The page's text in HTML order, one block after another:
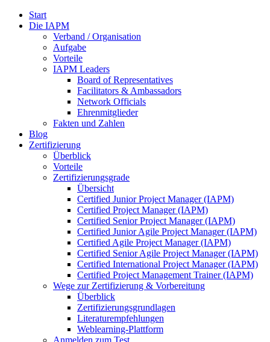
Start
Die IAPM
Verband / Organisation
Aufgabe
Vorteile
IAPM Leaders
Board of Representatives
Facilitators & Ambassadors
Network Officials
Ehrenmitglieder
Fakten und Zahlen
Blog
Zertifizierung
Überblick
Vorteile
Zertifizierungsgrade
Übersicht
Certified Junior Project Manager (IAPM)
Certified Project Manager (IAPM)
Certified Senior Project Manager (IAPM)
Certified Junior Agile Project Manager (IAPM)
Certified Agile Project Manager (IAPM)
Certified Senior Agile Project Manager (IAPM)
Certified International Project Manager (IAPM)
Certified Project Management Trainer (IAPM)
Wege zur Zertifizierung & Vorbereitung
Überblick
Zertifizierungsgrundlagen
Literaturempfehlungen
Weblearning-Plattform
Anmelden zum Test